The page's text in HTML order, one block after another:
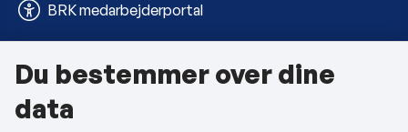
BRK medarbejderportal
Om kommunen
Kontakt os
Du bestemmer over dine
data